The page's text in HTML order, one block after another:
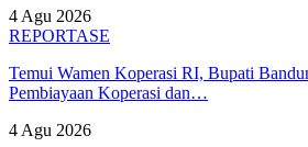
4 Agu 2026
REPORTASE
Temui Wamen Koperasi RI, Bupati
Pembiayaan Koperasi dan…
4 Agu 2026